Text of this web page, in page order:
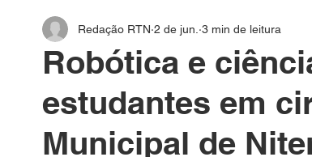
SEGURANÇA ALIMENTAR CULTURA
ECONOMIA ESPORTE ARTIGO
Robótica e
estudantes em
Municipal de
Redação RTN 2 de jun. 3 min de leitura